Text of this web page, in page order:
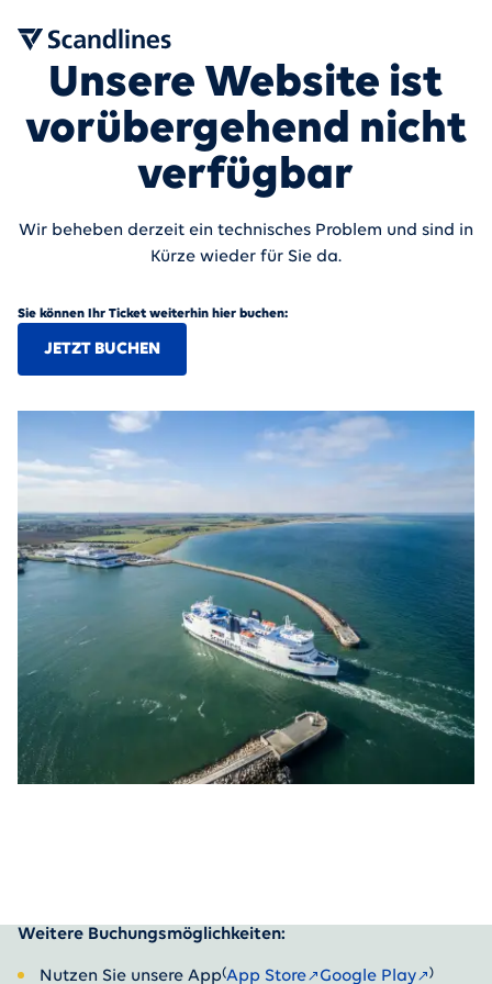
Unsere Website ist
vorübergehend nicht
verfügbar
Wir beheben derzeit ein technisches Problem und sind in
Kürze wieder für Sie da.
Sie können Ihr Ticket weiterhin hier buchen:
JETZT BUCHEN
Weitere Buchungsmöglichkeiten:
Nutzen Sie unsere App(App Store Google Play )